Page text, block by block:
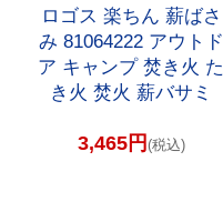
ロゴス 楽ちん 薪ばさ
み 81064222 アウトド
ア キャンプ 焚き火 た
き火 焚火 薪バサミ
3,465円 (税込)